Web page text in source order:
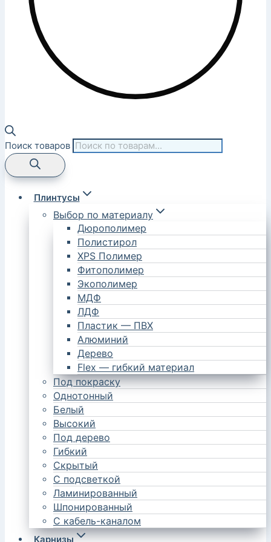
Поиск товаров
Плинтусы
Выбор по материалу
Дюрополимер
Полистирол
XPS Полимер
Фитополимер
Экополимер
МДФ
ЛДФ
Пластик — ПВХ
Алюминий
Дерево
Flex — гибкий материал
Под покраску
Однотонный
Белый
Высокий
Под дерево
Гибкий
Скрытый
С подсветкой
Ламинированный
Шпонированный
С кабель-каналом
Карнизы